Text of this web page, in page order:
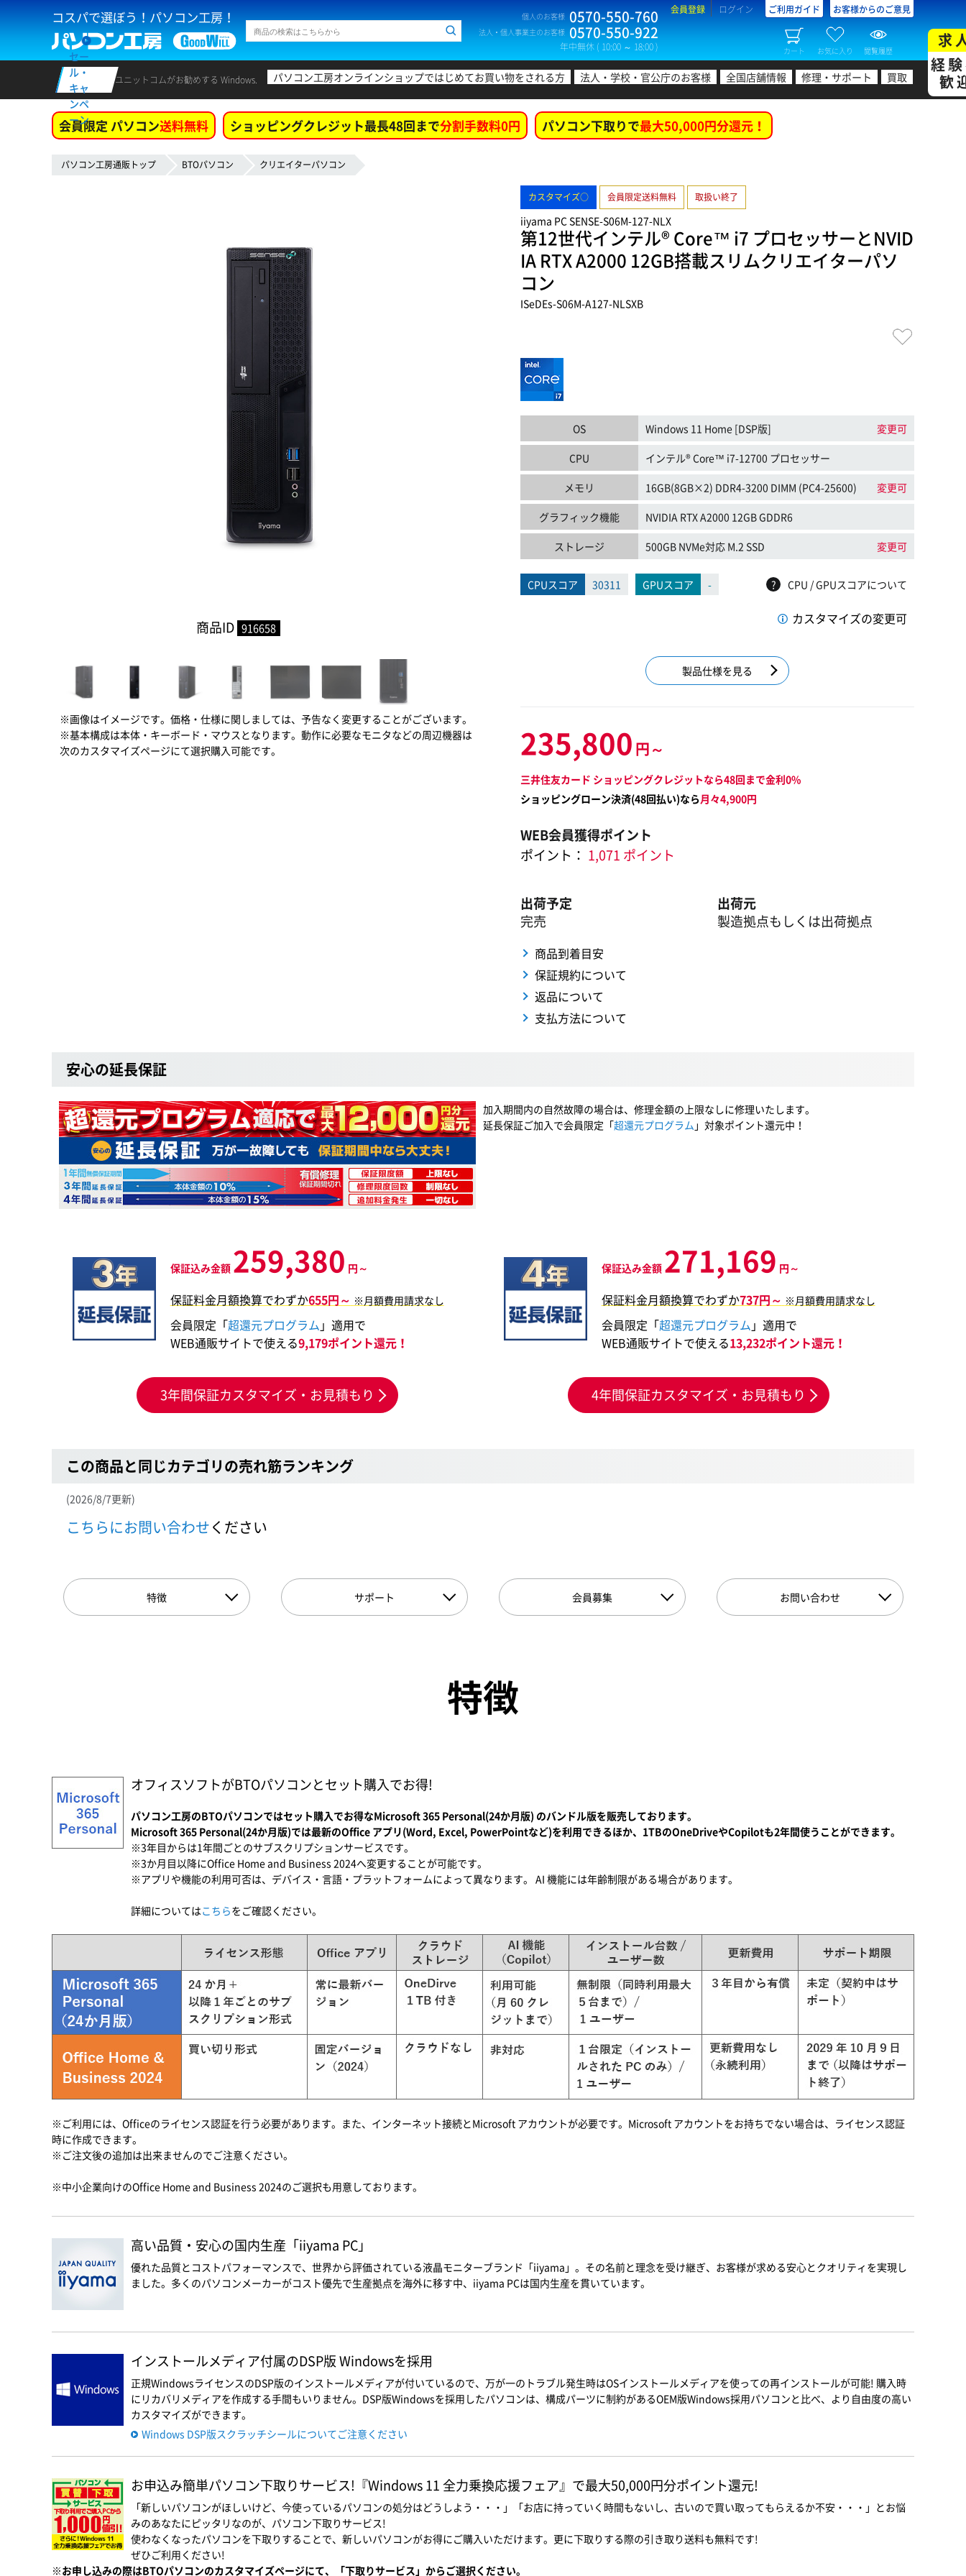
コスパで選ぼう！パソコン工房！ 個人のお客様 0570-550-760
法人・個人事業主のお客様 0570-550-922
年中無休 ( 10:00 ～ 18:00 )
会員登録 ログイン ご利用ガイド お客様からのご意見
カート お気に入り 閲覧履歴
セー
ル・
キャ
ンペ
ーン
ユニットコムがお勧めする Windows. パソコン工房オンラインショップではじめてお買い物をされる方 法人・学校・官公庁のお客様 全国店舗情報 修理・サポート 買取
求
経
歓
会員限定 パソコン送料無料 ショッピングクレジット最長48回まで分割手数料0円 パソコン下取りで最大50,000円分還元！
パソコン工房通販トップ BTOパソコン クリエイターパソコン
商品ID 916658
※画像はイメージです。価格・仕様に関しましては、予告なく変更することがございます。
※基本構成は本体・キーボード・マウスとなります。動作に必要なモニタなどの周辺機器は
次のカスタマイズページにて選択購入可能です。
カスタマイズ○ 会員限定送料無料 取扱い終了
iiyama PC SENSE-S06M-127-NLX
第12世代インテル® Core™ i7 プロセッサーとNVID
IA RTX A2000 12GB搭載スリムクリエイターパソ
コン
ISeDEs-S06M-A127-NLSXB
OS Windows 11 Home [DSP版] 変更可
CPU インテル® Core™ i7-12700 プロセッサー
メモリ 16GB(8GB×2) DDR4-3200 DIMM (PC4-25600) 変更可
グラフィック機能 NVIDIA RTX A2000 12GB GDDR6
ストレージ 500GB NVMe対応 M.2 SSD 変更可
CPUスコア 30311 GPUスコア - ? CPU / GPUスコアについて
カスタマイズの変更可
製品仕様を見る
235,800 円～
三井住友カード ショッピングクレジットなら48回まで金利0%
ショッピングローン決済(48回払い)なら月々4,900円
WEB会員獲得ポイント
ポイント： 1,071 ポイント
出荷予定
完売
出荷元
製造拠点もしくは出荷拠点
商品到着目安
保証規約について
返品について
支払方法について
安心の延長保証
加入期間内の自然故障の場合は、修理金額の上限なしに修理いたします。
延長保証ご加入で会員限定「超還元プログラム 」対象ポイント還元中！
保証込み金額 259,380 円～
保証料金月額換算でわずか655円～ ※月額費用請求なし
会員限定「超還元プログラム 」適用で
WEB通販サイトで使える9,179ポイント還元！
3年間保証カスタマイズ・お見積もり
保証込み金額 271,169 円～
保証料金月額換算でわずか737円～ ※月額費用請求なし
会員限定「超還元プログラム 」適用で
WEB通販サイトで使える13,232ポイント還元！
4年間保証カスタマイズ・お見積もり
この商品と同じカテゴリの売れ筋ランキング
(2026/8/7更新)
こちらにお問い合わせください
特徴 サポート 会員募集 お問い合わせ
特徴
オフィスソフトがBTOパソコンとセット購入でお得!
パソコン工房のBTOパソコンではセット購入でお得なMicrosoft 365 Personal(24か月版) のバンドル版を販売しております。
Microsoft 365 Personal(24か月版)では最新のOffice アプリ(Word, Excel, PowerPointなど)を利用できるほか、1TBのOneDriveやCopilotも2年間使うことができます。
※3年目からは1年間ごとのサブスクリプションサービスです。
※3か月目以降にOffice Home and Business 2024へ変更することが可能です。
※アプリや機能の利用可否は、デバイス・言語・プラットフォームによって異なります。 AI 機能には年齢制限がある場合があります。
詳細についてはこちらをご確認ください。
※ご利用には、Officeのライセンス認証を行う必要があります。また、インターネット接続とMicrosoft アカウントが必要です。Microsoft アカウントをお持ちでない場合は、ライセンス認証
時に作成できます。
※ご注文後の追加は出来ませんのでご注意ください。
※中小企業向けのOffice Home and Business 2024のご選択も用意しております。
高い品質・安心の国内生産「iiyama PC」
優れた品質とコストパフォーマンスで、世界から評価されている液晶モニターブランド「iiyama」。その名前と理念を受け継ぎ、お客様が求める安心とクオリティを実現し
ました。多くのパソコンメーカーがコスト優先で生産拠点を海外に移す中、iiyama PCは国内生産を貫いています。
インストールメディア付属のDSP版 Windowsを採用
正規WindowsライセンスのDSP版のインストールメディアが付いているので、万が一のトラブル発生時はOSインストールメディアを使っての再インストールが可能! 購入時
にリカバリメディアを作成する手間もいりません。DSP版Windowsを採用したパソコンは、構成パーツに制約があるOEM版Windows採用パソコンと比べ、より自由度の高い
カスタマイズができます。
Windows DSP版スクラッチシールについてご注意ください
お申込み簡単パソコン下取りサービス!『Windows 11 全力乗換応援フェア』で最大50,000円分ポイント還元!
「新しいパソコンがほしいけど、今使っているパソコンの処分はどうしよう・・・」「お店に持っていく時間もないし、古いので買い取ってもらえるか不安・・・」とお悩
みのあなたにピッタリなのが、パソコン下取りサービス!
使わなくなったパソコンを下取りすることで、新しいパソコンがお得にご購入いただけます。更に下取りする際の引き取り送料も無料です!
ぜひご利用ください!
※お申し込みの際はBTOパソコンのカスタマイズページにて、「下取りサービス」からご選択ください。